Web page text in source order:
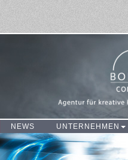
NEWS UNTERNEHMEN